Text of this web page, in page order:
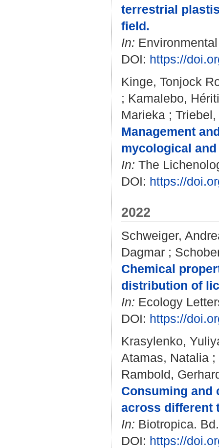
terrestrial
field.
In:
DOI: https://
Kinge, Tonjock
; Kamalebo,
Marieka ;
Management
mycological
In: The
DOI: https://
2022
Schweiger,
Dagmar ;
Chemical
distribution of
In: Ecology
DOI: https://
Krasylenko,
Atamas, Natalia ;
Rambold,
Consuming and
across different
In: Biotropica.
DOI: https://